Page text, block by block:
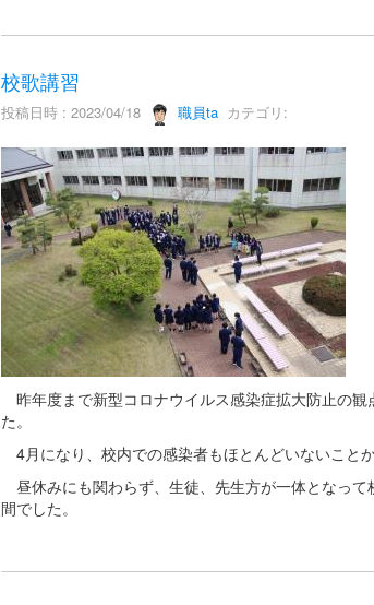
校歌講習
投稿日時 : 2023/04/18 職員taカテゴリ:
昨年度まで新型コロナウイルス感染症拡大防止の
た。
4月になり、校内での感染者もほとんどいないこと
昼休みにも関わらず、生徒、先生方が一体となっ
間でした。